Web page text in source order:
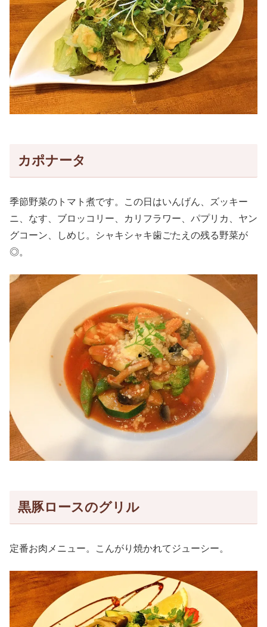
カポナータ
季節野菜のトマト煮です。この日はいんげん、ズッキー
ニ、なす、ブロッコリー、カリフラワー、パプリカ、ヤン
グコーン、しめじ。シャキシャキ歯ごたえの残る野菜が
◎。
黒豚ロースのグリル
定番お肉メニュー。こんがり焼かれてジューシー。